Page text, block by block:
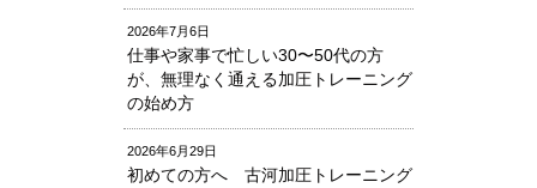
2026年7月6日
仕事や家事で忙しい30〜50代の方
が、無理なく通える加圧トレーニング
の始め方
2026年6月29日
初めての方へ 古河加圧トレーニング